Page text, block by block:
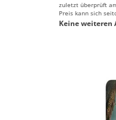
zuletzt überprüft
Preis kann sich
Keine weiteren